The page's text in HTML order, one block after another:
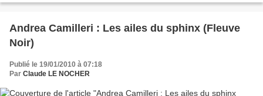
Andrea Camilleri : Les ailes du sphinx (Fleuve
Noir)
Publié le 19/01/2010 à 07:18
Par Claude LE NOCHER